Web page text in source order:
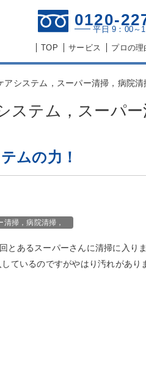
0120-
━━ 平日 9：00～
TOP
サービス プロの理
アシステム，スーパー清掃，病院清
テム，スーパー
ムの力！
掃，病院清掃，
とあるスーパーさんに清掃に入り
ているのですがやはり汚れがあり